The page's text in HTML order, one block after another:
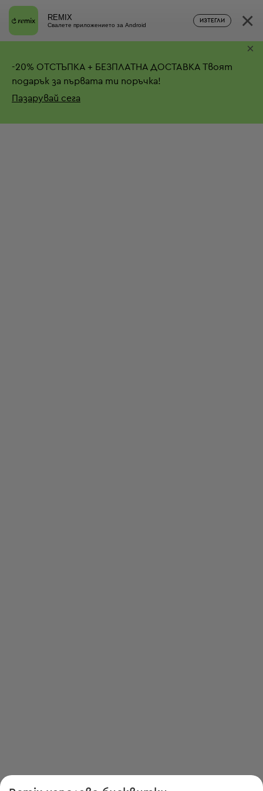
REMIX
Свалете приложението за Android
ИЗТЕГЛИ ×
-20% ОТСТЪПКА + БЕЗПЛАТНА ДОСТАВКА Твоят
подарък за първата ти поръчка!
Пазарувай сега
×